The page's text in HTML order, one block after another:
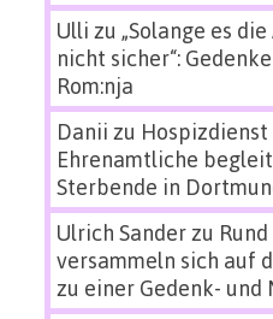
Ulli zu „Solange es
nicht sicher“:
Rom:nja
Danii zu
Ehrenamtliche
Sterbende in
Ulrich Sanderzu
versammeln sich auf
zu einer Gedenk- und